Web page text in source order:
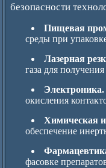
безопасности
Пищевая
среды при
Лазерная
газа для
Электроника.
окисления
Химическая и
обеспечение
фасовке